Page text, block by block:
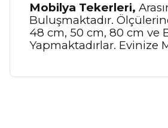
Mobilya Tekerleri,
Buluşmaktadır.
48 cm, 50 cm, 80 cm ve
Yapmaktadırlar. Evinize